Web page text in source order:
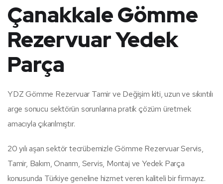
Çanakkale Gömme
Rezervuar Yedek
Parça
YDZ Gömme Rezervuar Tamir ve Değişim kiti, uzun ve sıkıntılı
arge sonucu sektörün sorunlarına pratik çözüm üretmek
amacıyla çıkarılmıştır.
20 yılı aşan sektör tecrübemizle Gömme Rezervuar Servis,
Tamir, Bakım, Onarım, Servis, Montaj ve Yedek Parça
konusunda Türkiye geneline hizmet veren kaliteli bir firmayız.